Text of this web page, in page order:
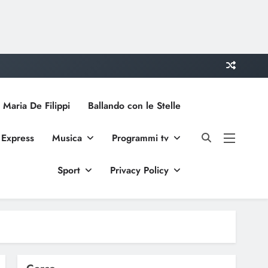
De Filippi Ballando con le Stelle
Musica Programmi tv
Sport Privacy Policy